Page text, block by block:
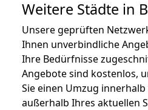
Weitere Städte in
Unsere geprüften
Ihnen unverbindliche
Ihre Bedürfnisse
Angebote sind kostenlos,
Sie einen Umzug
außerhalb Ihres aktuellen